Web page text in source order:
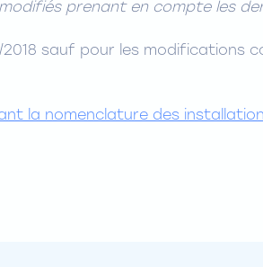
prenant en compte les
sauf pour les modifications
la nomenclature des